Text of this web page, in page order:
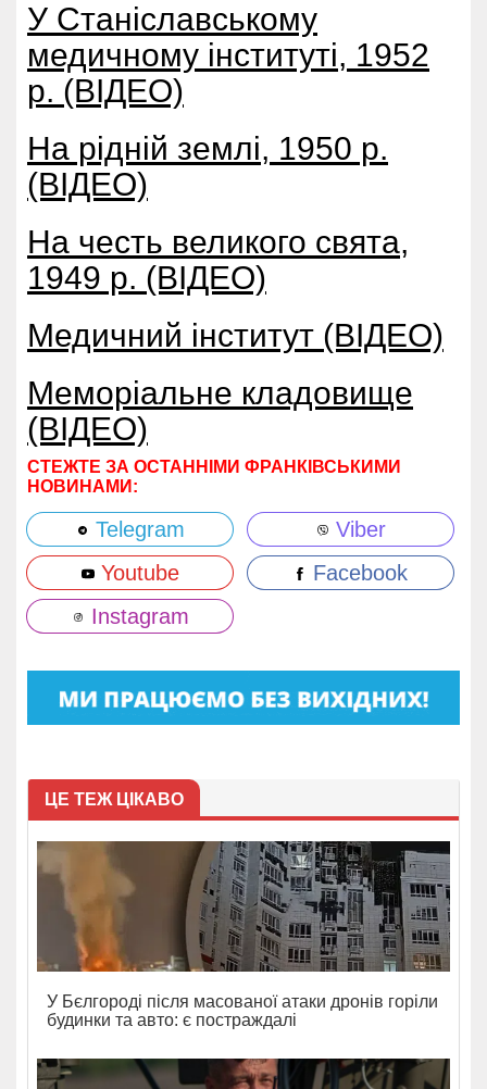
У Станіславському
медичному інституті, 1952
р. (ВІДЕО)
На рідній землі, 1950 р.
(ВІДЕО)
На честь великого свята,
1949 р. (ВІДЕО)
Медичний інститут (ВІДЕО)
Меморіальне кладовище
(ВІДЕО)
СТЕЖТЕ ЗА ОСТАННІМИ ФРАНКІВСЬКИМИ
НОВИНАМИ:
Telegram
Viber
Youtube
Facebook
Instagram
ЦЕ ТЕЖ ЦІКАВО
У Бєлгороді після масованої атаки дронів горіли
будинки та авто: є постраждалі